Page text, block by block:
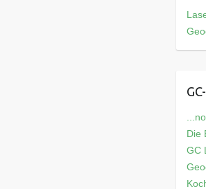
Die
GC